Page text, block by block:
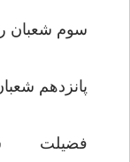
سوم شعبان
پانزدهم
فضیلت